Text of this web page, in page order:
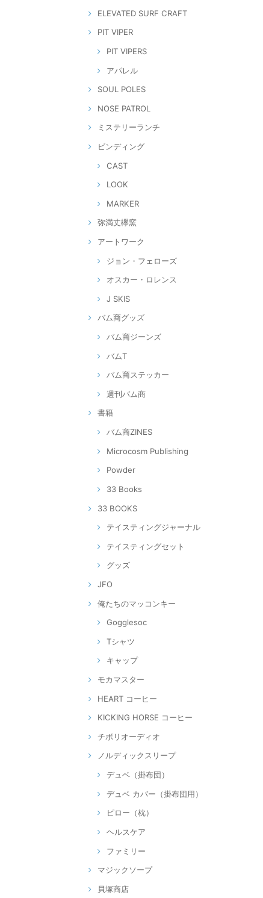
ELEVATED SURF CRAFT
PIT VIPER
PIT VIPERS
アパレル
SOUL POLES
NOSE PATROL
ミステリーランチ
ビンディング
CAST
LOOK
MARKER
弥満丈欅窯
アートワーク
ジョン・フェローズ
オスカー・ロレンス
J SKIS
バム商グッズ
バム商ジーンズ
バムT
バム商ステッカー
週刊バム商
書籍
バム商ZINES
Microcosm Publishing
Powder
33 Books
33 BOOKS
テイスティングジャーナル
テイスティングセット
グッズ
JFO
俺たちのマッコンキー
Gogglesoc
Tシャツ
キャップ
モカマスター
HEART コーヒー
KICKING HORSE コーヒー
チボリオーディオ
ノルディックスリープ
デュベ（掛布団）
デュベ カバー（掛布団用）
ピロー（枕）
ヘルスケア
ファミリー
マジックソープ
貝塚商店